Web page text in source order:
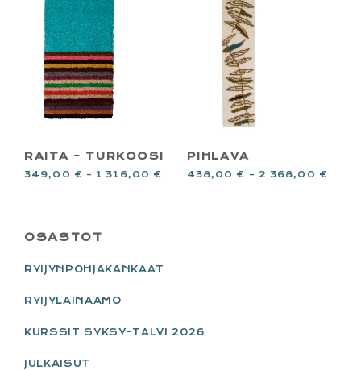
RAITA – TURKOOSI
349,00 € – 1 316,00 €
PIHLAVA
438,00 € – 2 368,00 €
PRIMARY
SIDEBAR
OSASTOT
RYIJYNPOHJAKANKAAT
RYIJYLAINAAMO
KURSSIT SYKSY-TALVI 2026
JULKAISUT